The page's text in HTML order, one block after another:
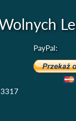
PayPal: